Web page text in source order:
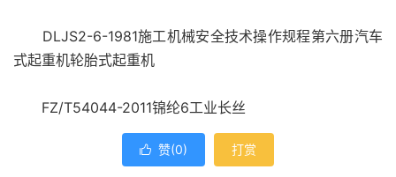
DLJS2-6-1981施工机械安全技术操作规程第六册汽车
式起重机轮胎式起重机
FZ/T54044-2011锦纶6工业长丝
 赞(0) 打赏